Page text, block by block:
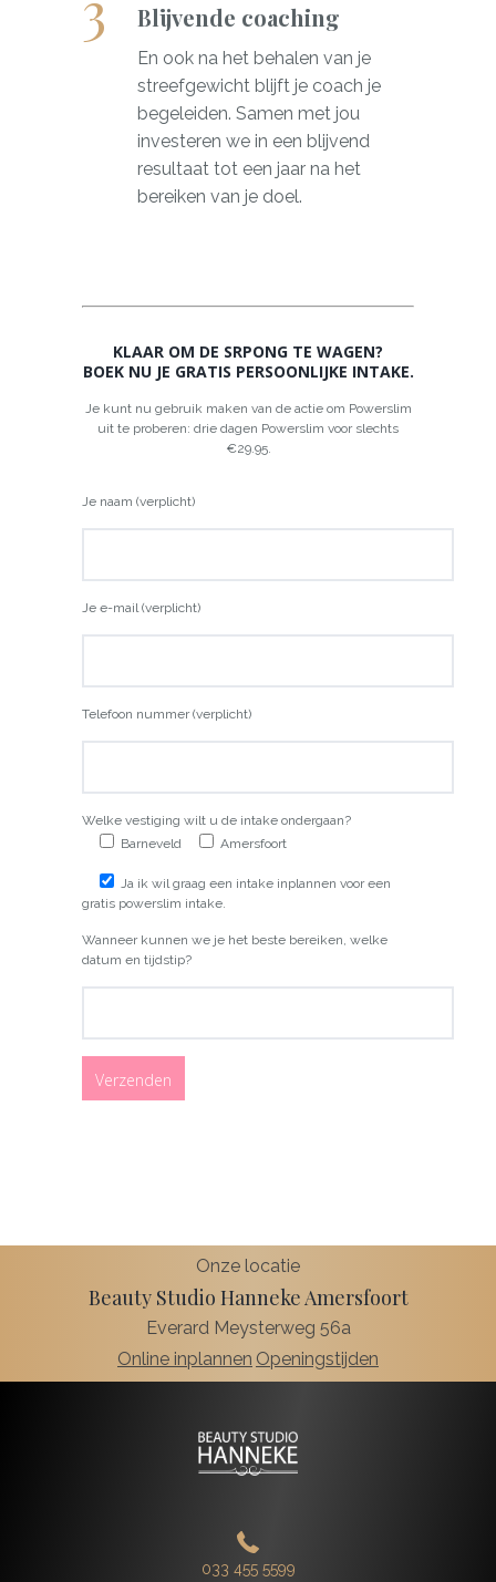
Blijvende coaching
En ook na het behalen van je
streefgewicht blijft je coach je
begeleiden. Samen met jou
investeren we in een blijvend
resultaat tot een jaar na het
bereiken van je doel.
KLAAR OM DE SRPONG TE WAGEN?
BOEK NU JE GRATIS PERSOONLIJKE INTAKE.
Je kunt nu gebruik maken van de actie om Powerslim
uit te proberen: drie dagen Powerslim voor slechts
€29.95.
Je naam (verplicht)
Je e-mail (verplicht)
Telefoon nummer (verplicht)
Welke vestiging wilt u de intake ondergaan?
Barneveld
Amersfoort
Ja ik wil graag een intake inplannen voor een
gratis powerslim intake.
Wanneer kunnen we je het beste bereiken, welke
datum en tijdstip?
Onze locatie
Beauty Studio Hanneke Amersfoort
Everard Meysterweg 56a
Online inplannen Openingstijden
033 455 5599